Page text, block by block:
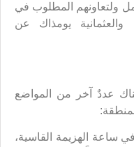
ولتعاونهم المطلوب في
والعثمانية يومذاك عن
عددٌ آخر من المواضع
في ساعة الهزيمة القاسية،